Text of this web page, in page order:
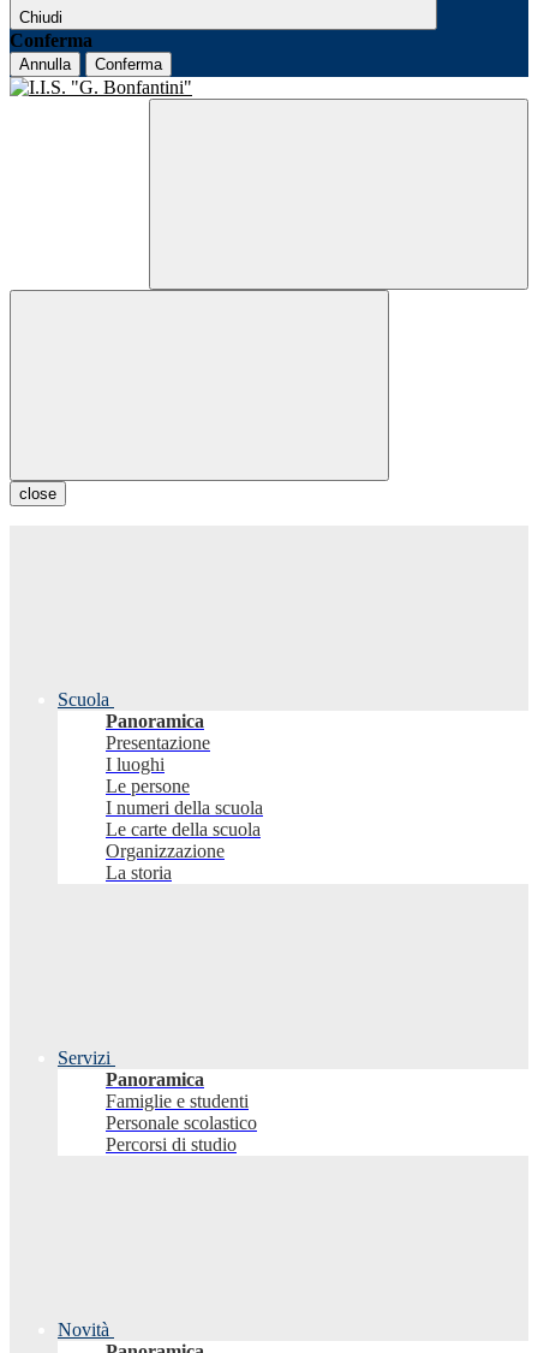
Chiudi
Conferma
Annulla Conferma
close
Scuola
Panoramica
Presentazione
I luoghi
Le persone
I numeri della scuola
Le carte della scuola
Organizzazione
La storia
Servizi
Panoramica
Famiglie e studenti
Personale scolastico
Percorsi di studio
Novità